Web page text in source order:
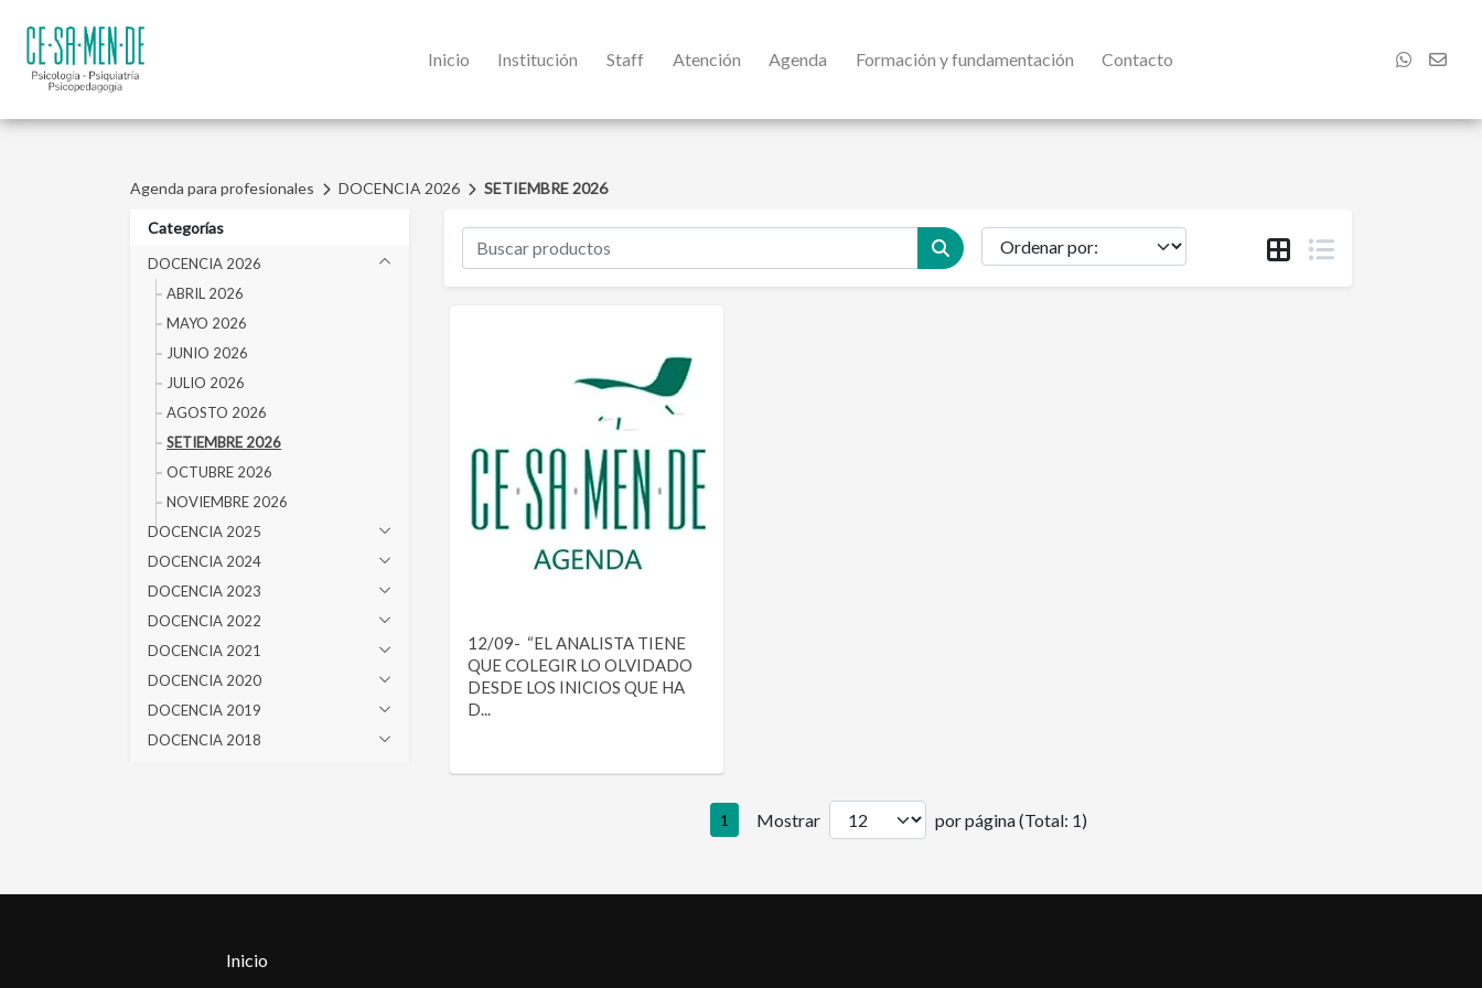
Inicio Institución Staff Atención Agenda Formación y fundamentación Contacto
Agenda para profesionales DOCENCIA 2026 SETIEMBRE 2026
Categorías
DOCENCIA 2026
ABRIL 2026
MAYO 2026
JUNIO 2026
JULIO 2026
AGOSTO 2026
SETIEMBRE 2026
OCTUBRE 2026
NOVIEMBRE 2026
DOCENCIA 2025
DOCENCIA 2024
DOCENCIA 2023
DOCENCIA 2022
DOCENCIA 2021
DOCENCIA 2020
DOCENCIA 2019
DOCENCIA 2018
12/09- “EL ANALISTA TIENE
QUE COLEGIR LO OLVIDADO
DESDE LOS INICIOS QUE HA
D...
1 Mostrar por página (Total: 1)
Inicio